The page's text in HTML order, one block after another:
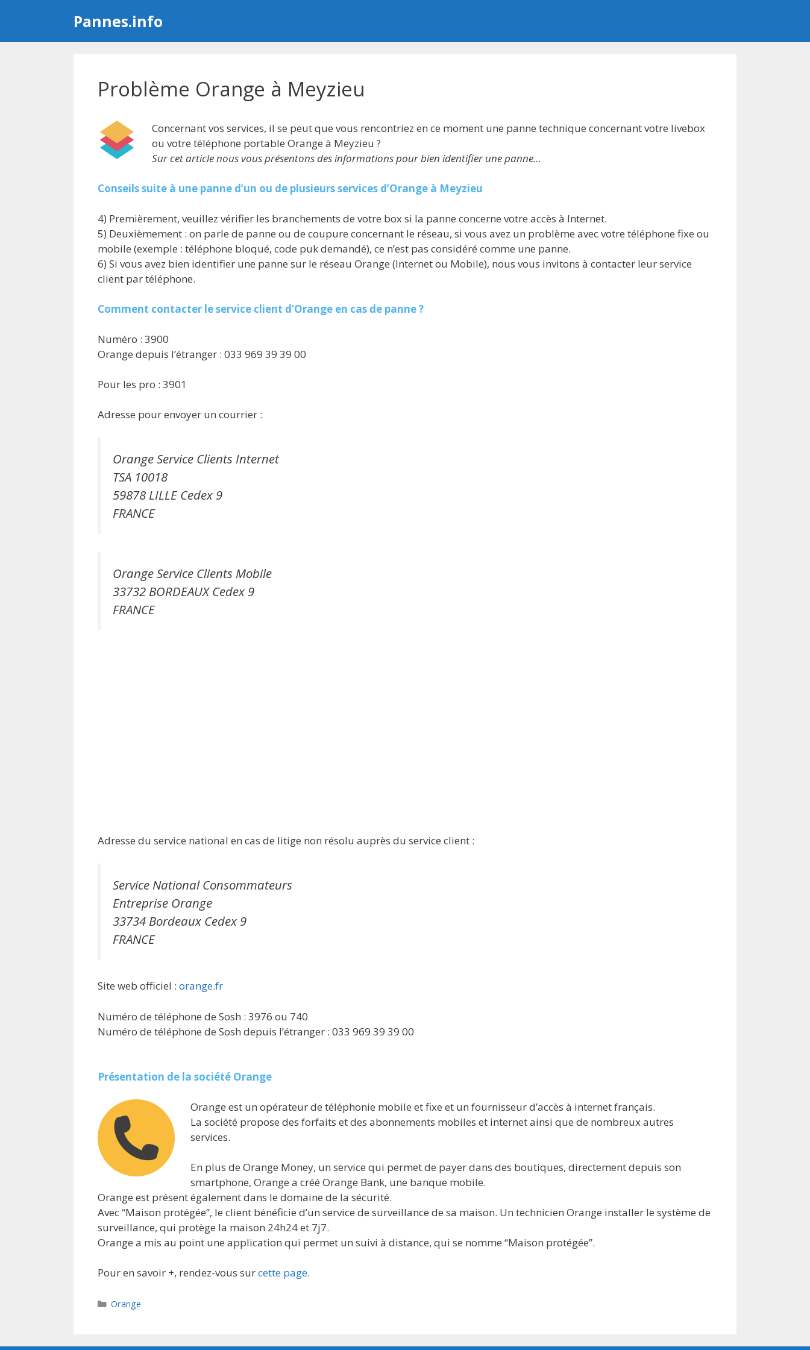
Pannes.info
Problème Orange à Meyzieu
Concernant vos services, il se peut que vous rencontriez en ce moment une panne technique concernant votre livebox
ou votre téléphone portable Orange à Meyzieu ?
Sur cet article nous vous présentons des informations pour bien identifier une panne…
Conseils suite à une panne d’un ou de plusieurs services d’Orange à Meyzieu
4) Premièrement, veuillez vérifier les branchements de votre box si la panne concerne votre accès à Internet.
5) Deuxièmement : on parle de panne ou de coupure concernant le réseau, si vous avez un problème avec votre téléphone fixe ou
mobile (exemple : téléphone bloqué, code puk demandé), ce n’est pas considéré comme une panne.
6) Si vous avez bien identifier une panne sur le réseau Orange (Internet ou Mobile), nous vous invitons à contacter leur service
client par téléphone.
Comment contacter le service client d’Orange en cas de panne ?
Numéro : 3900
Orange depuis l’étranger : 033 969 39 39 00
Pour les pro : 3901
Adresse pour envoyer un courrier :
Orange Service Clients Internet
TSA 10018
59878 LILLE Cedex 9
FRANCE
Orange Service Clients Mobile
33732 BORDEAUX Cedex 9
FRANCE
Adresse du service national en cas de litige non résolu auprès du service client :
Service National Consommateurs
Entreprise Orange
33734 Bordeaux Cedex 9
FRANCE
Site web officiel : orange.fr
Numéro de téléphone de Sosh : 3976 ou 740
Numéro de téléphone de Sosh depuis l’étranger : 033 969 39 39 00
Présentation de la société Orange
Orange est un opérateur de téléphonie mobile et fixe et un fournisseur d’accès à internet français.
La société propose des forfaits et des abonnements mobiles et internet ainsi que de nombreux autres
services.
En plus de Orange Money, un service qui permet de payer dans des boutiques, directement depuis son
smartphone, Orange a créé Orange Bank, une banque mobile.
Orange est présent également dans le domaine de la sécurité.
Avec “Maison protégée”, le client bénéficie d’un service de surveillance de sa maison. Un technicien Orange installer le système de
surveillance, qui protège la maison 24h24 et 7j7.
Orange a mis au point une application qui permet un suivi à distance, qui se nomme “Maison protégée”.
Pour en savoir +, rendez-vous surcette page.
Catégories
Orange